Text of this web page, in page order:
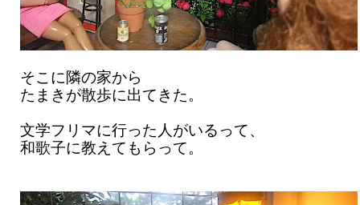
そこに隣の家から
たまきが散歩に出てきた。
文学フリマに行った人がいるって、
和歌子に教えてもらって。